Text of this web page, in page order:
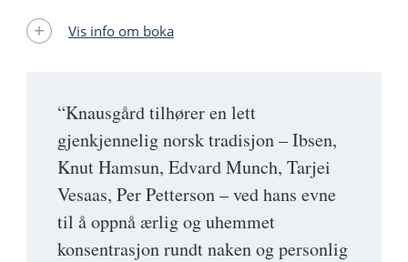
“Knausgård tilhører en lett
gjenkjennelig norsk tradisjon – Ibsen,
Knut Hamsun, Edvard Munch, Tarjei
Vesaas, Per Petterson – ved hans evne
til å oppnå ærlig og uhemmet
konsentrasjon rundt naken og personlig
Vis info om boka